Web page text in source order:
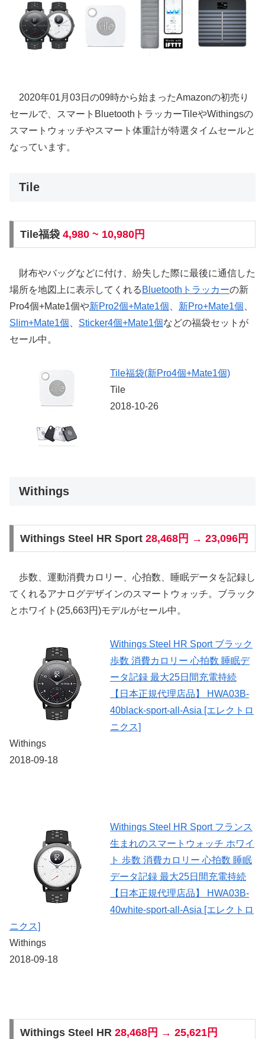
2020年01月03日の09時から始まったAmazonの初売り
セールで、スマートBluetoothトラッカーTileやWithingsの
スマートウォッチやスマート体重計が特選タイムセールと
なっています。
Tile
Tile福袋 4,980 ~ 10,980円
財布やバッグなどに付け、紛失した際に最後に通信した
場所を地図上に表示してくれる Bluetoothトラッカーの新
Pro4個+Mate1個や新Pro2個+Mate1個 新Pro+Mate1個
Slim+Mate1個
Sticker4個+Mate1個などの福袋セットが
セール中。
Tile福袋(新Pro4個+Mate1個)
Tile
2018-10-26
Withings
Withings Steel HR Sport 28,468円 → 23,096円
歩数、運動消費カロリー、心拍数、睡眠データを記録し
てくれるアナログデザインのスマートウォッチ。ブラック
とホワイト(25,663円)モデルがセール中。
Withings Steel HR Sport ブラック
歩数 消費カロリー 心拍数 睡眠デ
ータ記録 最大25日間充電持続
【日本正規代理店品】 HWA03B-
40black-sport-all-Asia [エレクトロ
ニクス]
Withings
2018-09-18
Withings Steel HR Sport フランス
生まれのスマートウォッチ ホワイ
ト 歩数 消費カロリー 心拍数 睡眠
データ記録 最大25日間充電持続
【日本正規代理店品】 HWA03B-
40white-sport-all-Asia [エレクトロ
ニクス]
Withings
2018-09-18
Withings Steel HR 28,468円 → 25,621円